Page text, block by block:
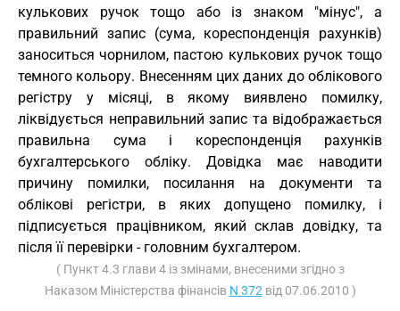
кулькових ручок тощо або із знаком "мінус", а
правильний запис (сума, кореспонденція рахунків)
заноситься чорнилом, пастою кулькових ручок тощо
темного кольору. Внесенням цих даних до облікового
регістру у місяці, в якому виявлено помилку,
ліквідується неправильний запис та відображається
правильна сума і кореспонденція рахунків
бухгалтерського обліку. Довідка має наводити
причину помилки, посилання на документи та
облікові регістри, в яких допущено помилку, і
підписується працівником, який склав довідку, та
після її перевірки - головним бухгалтером.
( Пункт 4.3 глави 4 із змінами, внесеними згідно з
Наказом Міністерства фінансів N 372 від 07.06.2010 )